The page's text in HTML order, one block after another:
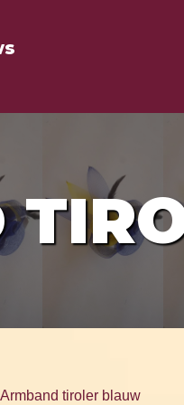
Armband tiroler blauw